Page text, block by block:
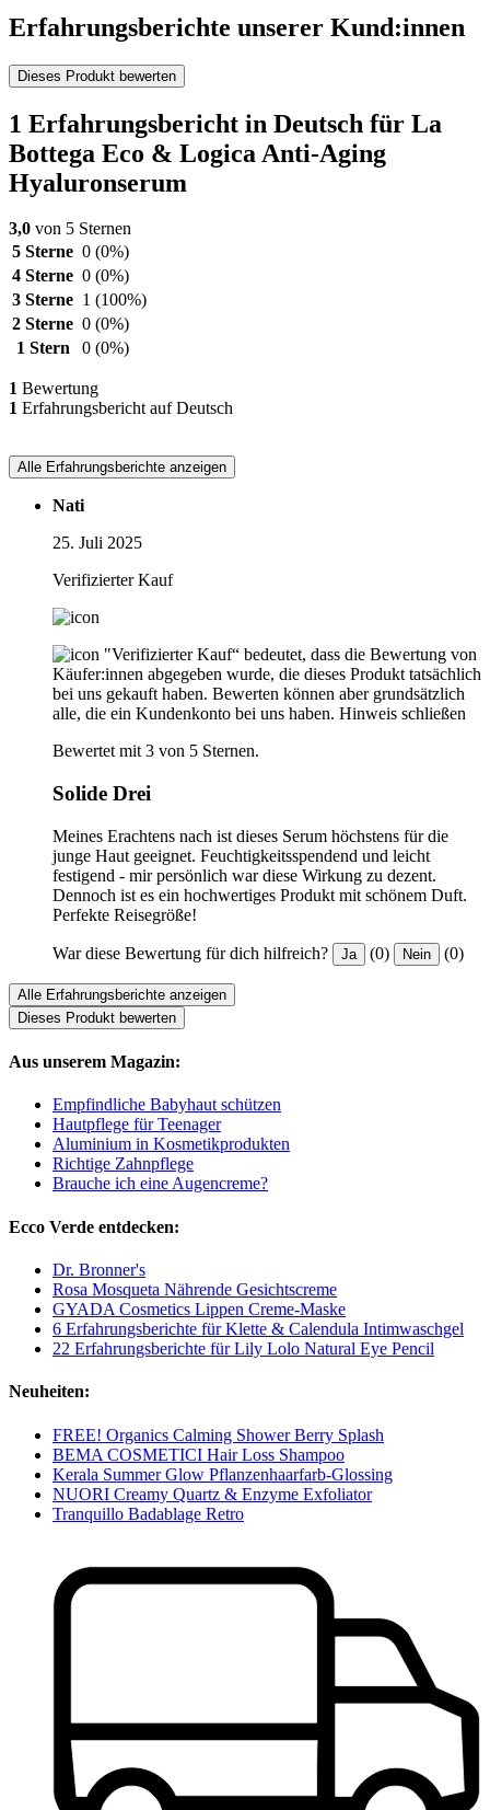
Erfahrungsberichte unserer Kund:innen
Dieses Produkt bewerten
1 Erfahrungsbericht in Deutsch für La
Bottega Eco & Logica Anti-Aging
Hyaluronserum
3,0 von 5 Sternen
5 Sterne 0 (0%)
4 Sterne 0 (0%)
3 Sterne 1 (100%)
2 Sterne 0 (0%)
1 Stern
0 (0%)
1 Bewertung
1 Erfahrungsbericht auf Deutsch
Alle Erfahrungsberichte anzeigen
Nati
25. Juli 2025
Verifizierter Kauf
"Verifizierter Kauf“ bedeutet, dass die Bewertung von
Käufer:innen abgegeben wurde, die dieses Produkt tatsächlich
bei uns gekauft haben. Bewerten können aber grundsätzlich
alle, die ein Kundenkonto bei uns haben. Hinweis schließen
Bewertet mit 3 von 5 Sternen.
Solide Drei
Meines Erachtens nach ist dieses Serum höchstens für die
junge Haut geeignet. Feuchtigkeitsspendend und leicht
festigend - mir persönlich war diese Wirkung zu dezent.
Dennoch ist es ein hochwertiges Produkt mit schönem Duft.
Perfekte Reisegröße!
War diese Bewertung für dich hilfreich? Ja (0) Nein (0)
Alle Erfahrungsberichte anzeigen
Dieses Produkt bewerten
Aus unserem Magazin:
Empfindliche Babyhaut schützen
Hautpflege für Teenager
Aluminium in Kosmetikprodukten
Richtige Zahnpflege
Brauche ich eine Augencreme?
Ecco Verde entdecken:
Dr. Bronner's
Rosa Mosqueta Nährende Gesichtscreme
GYADA Cosmetics Lippen Creme-Maske
6 Erfahrungsberichte für Klette & Calendula Intimwaschgel
22 Erfahrungsberichte für Lily Lolo Natural Eye Pencil
Neuheiten:
FREE! Organics Calming Shower Berry Splash
BEMA COSMETICI Hair Loss Shampoo
Kerala Summer Glow Pflanzenhaarfarb-Glossing
NUORI Creamy Quartz & Enzyme Exfoliator
Tranquillo Badablage Retro